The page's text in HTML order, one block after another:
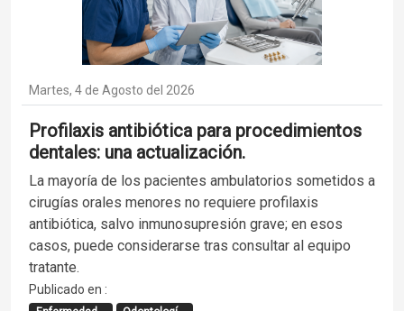
Martes, 4 de Agosto del 2026
Profilaxis antibiótica para procedimientos
dentales: una actualización.
La mayoría de los pacientes ambulatorios sometidos a
cirugías orales menores no requiere profilaxis
antibiótica, salvo inmunosupresión grave; en esos
casos, puede considerarse tras consultar al equipo
tratante.
Publicado en :